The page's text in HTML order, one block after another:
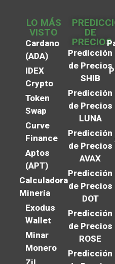
LO MÁS
VISTO
Cardano
(ADA)
IDEX
Crypto
Token
Swap
Curve
Finance
Aptos
(APT)
Calculadora
Minería
Exodus
Wallet
Minar
Monero
DE
PRECIOS
Predicción
de Precios
SHIB
Predicción
de Precios
LUNA
Predicción
de Precios
AVAX
Predicción
de Precios
DOT
Predicción
de Precios
ROSE
Predicción